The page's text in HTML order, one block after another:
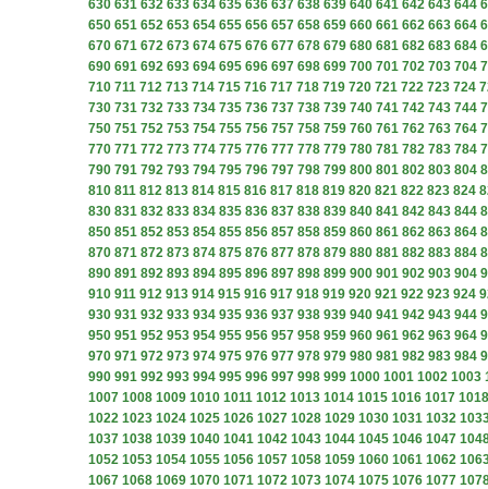
630 631 632 633 634 635 636 637 638 639 640 641 642 643 644
650 651 652 653 654 655 656 657 658 659 660 661 662 663 664
670 671 672 673 674 675 676 677 678 679 680 681 682 683 684
690 691 692 693 694 695 696 697 698 699 700 701 702 703 704
710 711 712 713 714 715 716 717 718 719 720 721 722 723 724
730 731 732 733 734 735 736 737 738 739 740 741 742 743 744
750 751 752 753 754 755 756 757 758 759 760 761 762 763 764
770 771 772 773 774 775 776 777 778 779 780 781 782 783 784
790 791 792 793 794 795 796 797 798 799 800 801 802 803 804
810 811 812 813 814 815 816 817 818 819 820 821 822 823 824
830 831 832 833 834 835 836 837 838 839 840 841 842 843 844
850 851 852 853 854 855 856 857 858 859 860 861 862 863 864
870 871 872 873 874 875 876 877 878 879 880 881 882 883 884
890 891 892 893 894 895 896 897 898 899 900 901 902 903 904
910 911 912 913 914 915 916 917 918 919 920 921 922 923 924
930 931 932 933 934 935 936 937 938 939 940 941 942 943 944
950 951 952 953 954 955 956 957 958 959 960 961 962 963 964
970 971 972 973 974 975 976 977 978 979 980 981 982 983 984
990 991 992 993 994 995 996 997 998 999 1000 1001 1002 1003
1007 1008 1009 1010 1011 1012 1013 1014 1015 1016 1017 1018
1022 1023 1024 1025 1026 1027 1028 1029 1030 1031 1032
1037 1038 1039 1040 1041 1042 1043 1044 1045 1046 1047
1052 1053 1054 1055 1056 1057 1058 1059 1060 1061 1062
1067 1068 1069 1070 1071 1072 1073 1074 1075 1076 1077